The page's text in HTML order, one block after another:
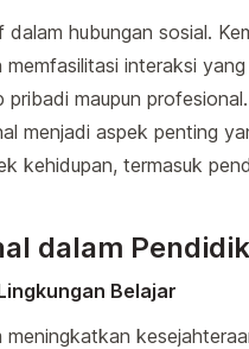
hubungan sosial.
interaksi
maupun
menjadi aspek penting
kehidupan, termasuk
dalam
Belajar